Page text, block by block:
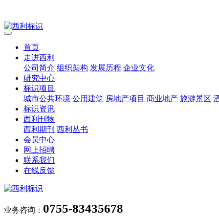
首页
走进西利
公司简介 组织架构 发展历程 企业文化
研究中心
标识项目
城市公共环境 公用建筑 房地产项目 商业地产 旅游景区
标识资讯
西利刊物
西利期刊 西利丛书
会员中心
网上招聘
联系我们
在线反馈
业务咨询： 0755-83435678